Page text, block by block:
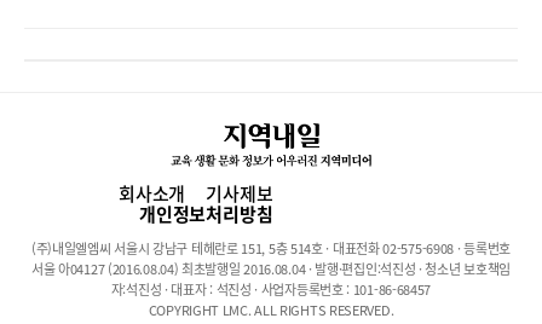
소 기업 보안으로 인해 외부인의 출입이 철저하게 통제되었는데 4
월 1일 축제 당일은 상춘객들을 위해 개방되었다. 이날은 오전10시
가 채 되기도 전에 사람들이 몰려들었고 정문을 통과해 잔디밭을 지
나 핑크빛 물결이 출렁이는 진달래동산에 도착한 사람들은 사진촬
통을 자랑하는 진달래축제는 동양나일론 시절, 안양공장에 근무하
는 여성근로자들이 봄이 되면 가족이나 친구, 친지들을 진달래 동산
에 초대해 가졌던 기숙사 개방 행사에서 유래되었다. 해마다 약 1만
회사소개 기사제보
개인정보처리방침
(주)내일엘엠씨 서울시 강남구 테헤란로 151, 5층 514호 · 대표전화 02-575-6908 · 등록번호
서울 아04127 (2016.08.04) 최초발행일 2016.08.04 · 발행·편집인:석진성 · 청소년 보호책임
자:석진성 · 대표자 : 석진성 · 사업자등록번호 : 101-86-68457
COPYRIGHT LMC. ALL RIGHTS RESERVED.